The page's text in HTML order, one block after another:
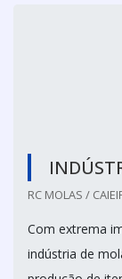
RC MOLAS /
Com extrema
indústria de